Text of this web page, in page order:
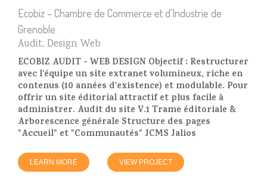
Ecobiz – Chambre de Commerce et d’Industrie de
Grenoble
Audit, Design Web
ECOBIZ AUDIT - WEB DESIGN Objectif : Restructurer
avec l'équipe un site extranet volumineux, riche en
contenus (10 années d'existence) et modulable. Pour
offrir un site éditorial attractif et plus facile à
administrer. Audit du site V.1 Trame éditoriale &
Arborescence générale Structure des pages
"Accueil" et "Communautés" JCMS Jalios
LEARN MORE VIEW PROJECT